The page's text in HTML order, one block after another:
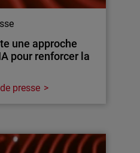
une approche
pour renforcer la
presse